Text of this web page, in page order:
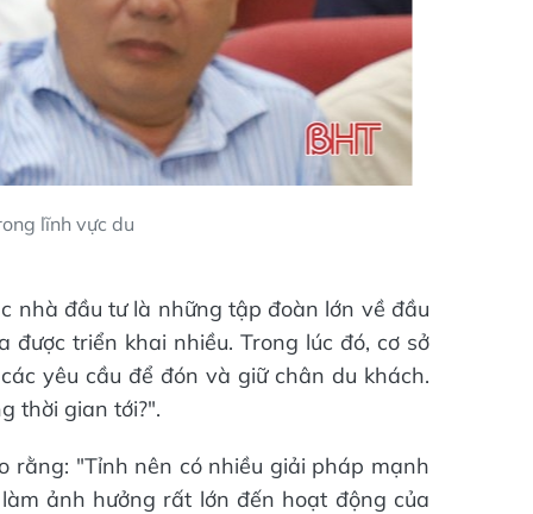
lĩnh vực du
nhà đầu tư là những tập đoàn lớn về đầu
triển khai nhiều. Trong lúc đó, cơ sở
yêu cầu để đón và giữ chân du khách.
thời gian tới?".
rằng: "Tỉnh nên có nhiều giải pháp mạnh
ảnh hưởng rất lớn đến hoạt động của